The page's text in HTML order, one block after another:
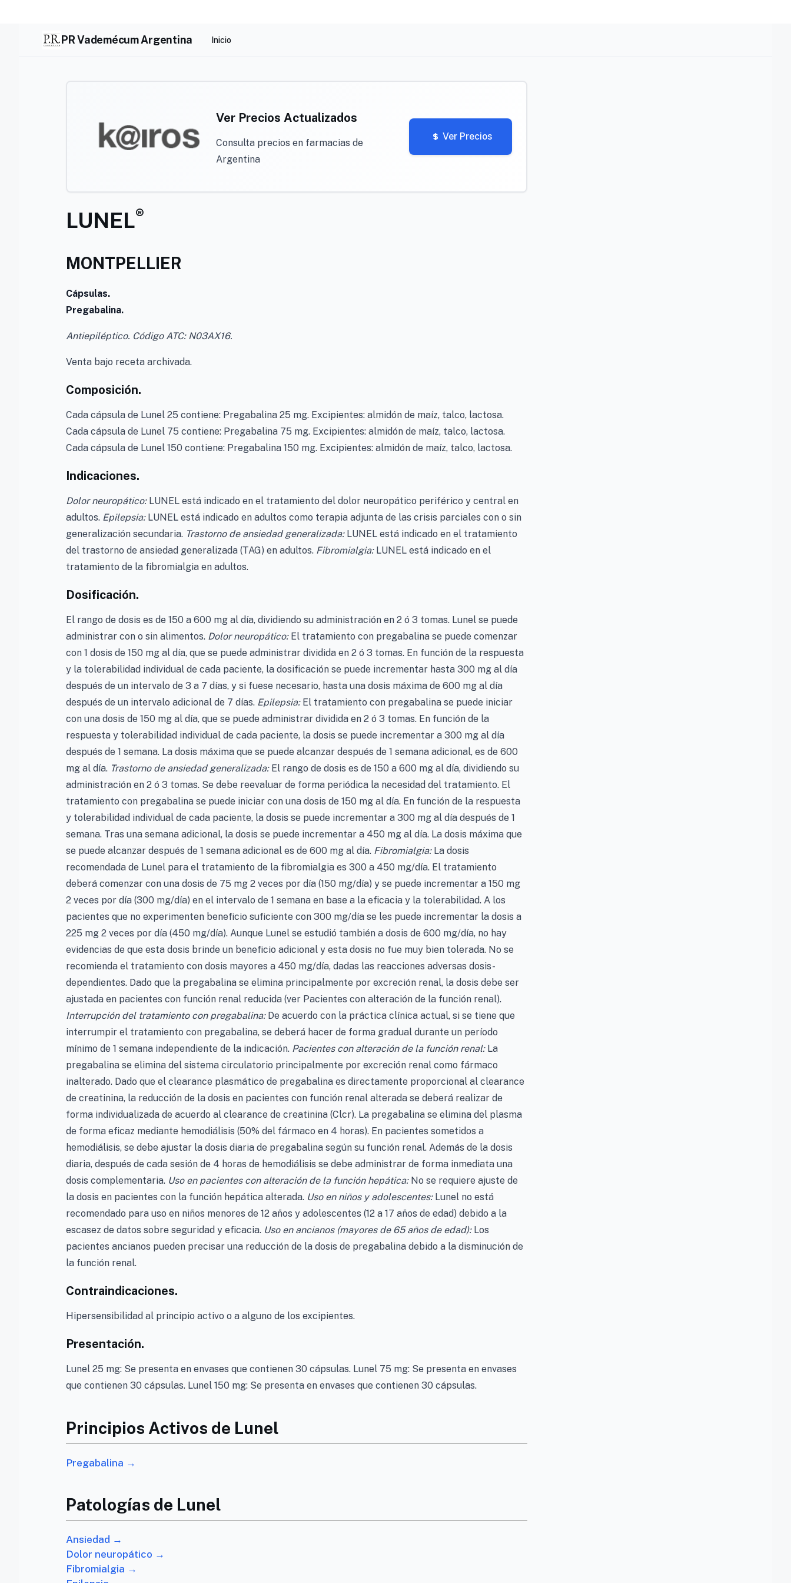
PR Vademécum Argentina Inicio
Ver Precios Actualizados
Consulta precios en farmacias de
Argentina
Ver Precios
LUNEL®
MONTPELLIER
Cápsulas.
Pregabalina.
Antiepiléptico. Código ATC: N03AX16.
Venta bajo receta archivada.
Composición.
Cada cápsula de Lunel 25 contiene: Pregabalina 25 mg. Excipientes: almidón de maíz, talco, lactosa.
Cada cápsula de Lunel 75 contiene: Pregabalina 75 mg. Excipientes: almidón de maíz, talco, lactosa.
Cada cápsula de Lunel 150 contiene: Pregabalina 150 mg. Excipientes: almidón de maíz, talco, lactosa.
Indicaciones.
Dolor neuropático:LUNEL está indicado en el tratamiento del dolor neuropático periférico y central en
adultos. Epilepsia:LUNEL está indicado en adultos como terapia adjunta de las crisis parciales con o sin
generalización secundaria. Trastorno de ansiedad generalizada:LUNEL está indicado en el tratamiento
del trastorno de ansiedad generalizada (TAG) en adultos. Fibromialgia:LUNEL está indicado en el
tratamiento de la fibromialgia en adultos.
Dosificación.
El rango de dosis es de 150 a 600 mg al día, dividiendo su administración en 2 ó 3 tomas. Lunel se puede
administrar con o sin alimentos. Dolor neuropático:El tratamiento con pregabalina se puede comenzar
con 1 dosis de 150 mg al día, que se puede administrar dividida en 2 ó 3 tomas. En función de la respuesta
y la tolerabilidad individual de cada paciente, la dosificación se puede incrementar hasta 300 mg al día
después de un intervalo de 3 a 7 días, y si fuese necesario, hasta una dosis máxima de 600 mg al día
después de un intervalo adicional de 7 días. Epilepsia:El tratamiento con pregabalina se puede iniciar
con una dosis de 150 mg al día, que se puede administrar dividida en 2 ó 3 tomas. En función de la
respuesta y tolerabilidad individual de cada paciente, la dosis se puede incrementar a 300 mg al día
después de 1 semana. La dosis máxima que se puede alcanzar después de 1 semana adicional, es de 600
mg al día. Trastorno de ansiedad generalizada:El rango de dosis es de 150 a 600 mg al día, dividiendo su
administración en 2 ó 3 tomas. Se debe reevaluar de forma periódica la necesidad del tratamiento. El
tratamiento con pregabalina se puede iniciar con una dosis de 150 mg al día. En función de la respuesta
y tolerabilidad individual de cada paciente, la dosis se puede incrementar a 300 mg al día después de 1
semana. Tras una semana adicional, la dosis se puede incrementar a 450 mg al día. La dosis máxima que
se puede alcanzar después de 1 semana adicional es de 600 mg al día. Fibromialgia:La dosis
recomendada de Lunel para el tratamiento de la fibromialgia es 300 a 450 mg/día. El tratamiento
deberá comenzar con una dosis de 75 mg 2 veces por día (150 mg/día) y se puede incrementar a 150 mg
2 veces por día (300 mg/día) en el intervalo de 1 semana en base a la eficacia y la tolerabilidad. A los
pacientes que no experimenten beneficio suficiente con 300 mg/día se les puede incrementar la dosis a
225 mg 2 veces por día (450 mg/día). Aunque Lunel se estudió también a dosis de 600 mg/día, no hay
evidencias de que esta dosis brinde un beneficio adicional y esta dosis no fue muy bien tolerada. No se
recomienda el tratamiento con dosis mayores a 450 mg/día, dadas las reacciones adversas dosis-
dependientes. Dado que la pregabalina se elimina principalmente por excreción renal, la dosis debe ser
ajustada en pacientes con función renal reducida (ver Pacientes con alteración de la función renal).
Interrupción del tratamiento con pregabalina:De acuerdo con la práctica clínica actual, si se tiene que
interrumpir el tratamiento con pregabalina, se deberá hacer de forma gradual durante un período
mínimo de 1 semana independiente de la indicación. Pacientes con alteración de la función renal:La
pregabalina se elimina del sistema circulatorio principalmente por excreción renal como fármaco
inalterado. Dado que el clearance plasmático de pregabalina es directamente proporcional al clearance
de creatinina, la reducción de la dosis en pacientes con función renal alterada se deberá realizar de
forma individualizada de acuerdo al clearance de creatinina (Clcr). La pregabalina se elimina del plasma
de forma eficaz mediante hemodiálisis (50% del fármaco en 4 horas). En pacientes sometidos a
hemodiálisis, se debe ajustar la dosis diaria de pregabalina según su función renal. Además de la dosis
diaria, después de cada sesión de 4 horas de hemodiálisis se debe administrar de forma inmediata una
dosis complementaria. Uso en pacientes con alteración de la función hepática:No se requiere ajuste de
la dosis en pacientes con la función hepática alterada. Uso en niños y adolescentes:Lunel no está
recomendado para uso en niños menores de 12 años y adolescentes (12 a 17 años de edad) debido a la
escasez de datos sobre seguridad y eficacia. Uso en ancianos (mayores de 65 años de edad):Los
pacientes ancianos pueden precisar una reducción de la dosis de pregabalina debido a la disminución de
la función renal.
Contraindicaciones.
Hipersensibilidad al principio activo o a alguno de los excipientes.
Presentación.
Lunel 25 mg: Se presenta en envases que contienen 30 cápsulas. Lunel 75 mg: Se presenta en envases
que contienen 30 cápsulas. Lunel 150 mg: Se presenta en envases que contienen 30 cápsulas.
Principios Activos de Lunel
Pregabalina →
Patologías de Lunel
Ansiedad →
Dolor neuropático →
Fibromialgia →